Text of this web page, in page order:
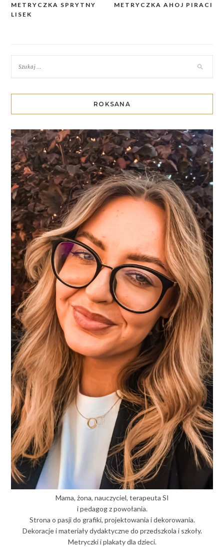
Nawigacja
METRYCZKA AHOJ PIRACI
METRYCZKA SPRYTNY
LISEK
ROKSANA
Mama, żona, nauczyciel, terapeuta SI
i pedagog z powołania.
Strona o pasji do grafiki, projektowania i dekorowania.
Dekoracje i materiały dydaktyczne do przedszkola i szkoły.
Metryczki i plakaty dla dzieci.